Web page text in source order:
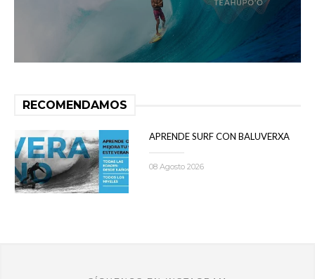
RECOMENDAMOS
APRENDE SURF CON BALUVERXA
08 Agosto 2026